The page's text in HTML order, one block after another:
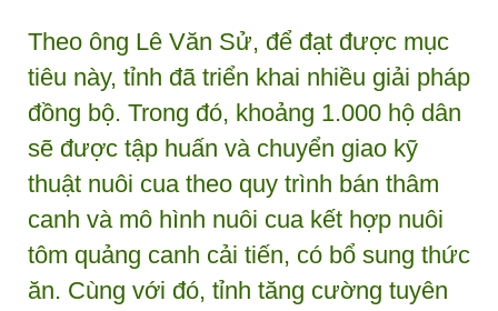
Theo ông Lê Văn Sử, để đạt được mục
tiêu này, tỉnh đã triển khai nhiều giải pháp
đồng bộ. Trong đó, khoảng 1.000 hộ dân
sẽ được tập huấn và chuyển giao kỹ
thuật nuôi cua theo quy trình bán thâm
canh và mô hình nuôi cua kết hợp nuôi
tôm quảng canh cải tiến, có bổ sung thức
ăn. Cùng với đó, tỉnh tăng cường tuyên